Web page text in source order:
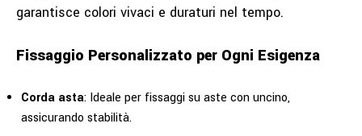
garantisce colori vivaci e duraturi nel tempo.
Fissaggio Personalizzato per Ogni Esigenza
Corda asta: Ideale per fissaggi su aste con uncino,
assicurando stabilità.